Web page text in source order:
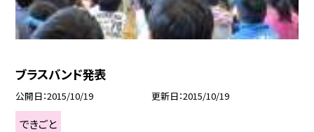
ブラスバンド発表
公開日 2015/10/19 更新日 2015/10/19
できごと